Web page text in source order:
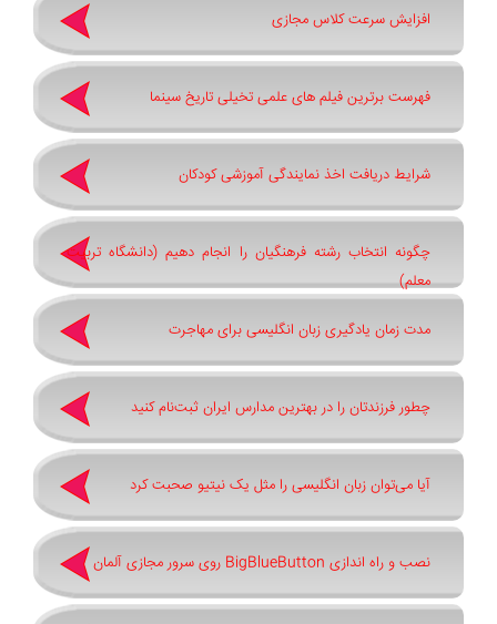
افزایش سرعت کلاس مجازی
فهرست برترین فیلم های علمی تخیلی تاریخ سینما
شرایط دریافت اخذ نمایندگی آموزشی کودکان
چگونه انتخاب رشته فرهنگیان را انجام دهیم (دانشگاه تربیت
معلم)
مدت زمان یادگیری زبان انگلیسی برای مهاجرت
چطور فرزندتان را در بهترین مدارس ایران ثبت‌نام کنید
آیا می‌توان زبان انگلیسی را مثل یک نیتیو صحبت کرد
نصب و راه اندازی BigBlueButton روی سرور مجازی آلمان